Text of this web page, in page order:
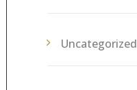
Uncategorized